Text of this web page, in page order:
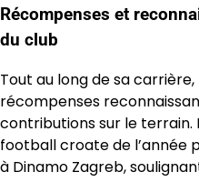
Récompenses et
du club
Tout au long de sa
récompenses
contributions sur le terrain.
football croate de l’année
à Dinamo Zagreb,